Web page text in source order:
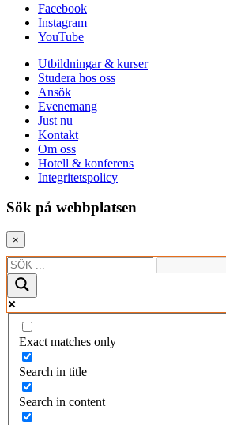
Facebook
Instagram
YouTube
Utbildningar & kurser
Studera hos oss
Ansök
Evenemang
Just nu
Kontakt
Om oss
Hotell & konferens
Integritetspolicy
Sök på webbplatsen
×
Exact matches only
Search in title
Search in content